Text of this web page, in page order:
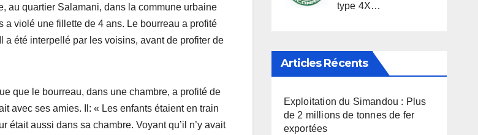
au quartier Salamani, dans la commune urbaine
a violé une fillette de 4 ans. Le bourreau a profité
a été interpellé par les voisins, avant de profiter de
que le bourreau, dans une chambre, a profité de
avec ses amies. Il: « Les enfants étaient en train
était aussi dans sa chambre. Voyant qu’il n’y avait
type 4X…
Articles Récents
Exploitation du Simandou : Plus
de 2 millions de tonnes de fer
exportées